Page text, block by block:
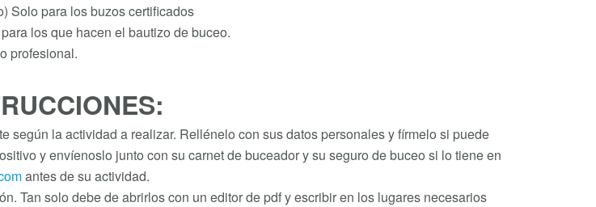
Solo para los buzos certificados
los que hacen el bautizo de buceo.
según la actividad a realizar. Rellénelo con sus datos personales y fírmelo si puede
y envíenoslo junto con su carnet de buceador y su seguro de buceo si lo tiene en
antes de su actividad.
Tan solo debe de abrirlos con un editor de pdf y escribir en los lugares necesarios